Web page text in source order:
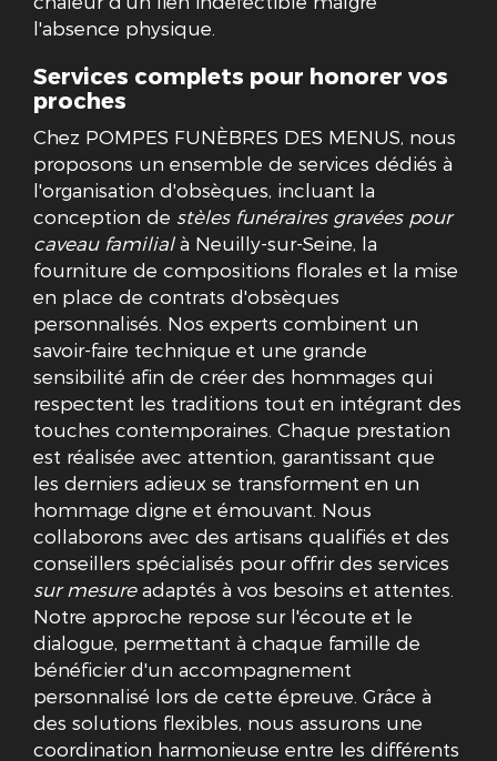
l'absence physique.
Services complets pour honorer vos
proches
Chez POMPES FUNÈBRES DES MENUS, nous
proposons un ensemble de services dédiés à
l'organisation d'obsèques, incluant la
conception de stèles funéraires gravées pour
caveau familialà Neuilly-sur-Seine, la
fourniture de compositions florales et la mise
en place de contrats d'obsèques
personnalisés. Nos experts combinent un
savoir-faire technique et une grande
sensibilité afin de créer des hommages qui
respectent les traditions tout en intégrant des
touches contemporaines. Chaque prestation
est réalisée avec attention, garantissant que
les derniers adieux se transforment en un
hommage digne et émouvant. Nous
collaborons avec des artisans qualifiés et des
conseillers spécialisés pour offrir des services
sur mesureadaptés à vos besoins et attentes.
Notre approche repose sur l'écoute et le
dialogue, permettant à chaque famille de
bénéficier d'un accompagnement
personnalisé lors de cette épreuve. Grâce à
des solutions flexibles, nous assurons une
coordination harmonieuse entre les différents